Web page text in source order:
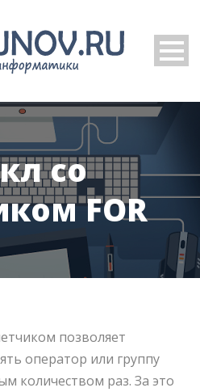
со
FOR
позволяет
оператор или группу
количеством раз. За это